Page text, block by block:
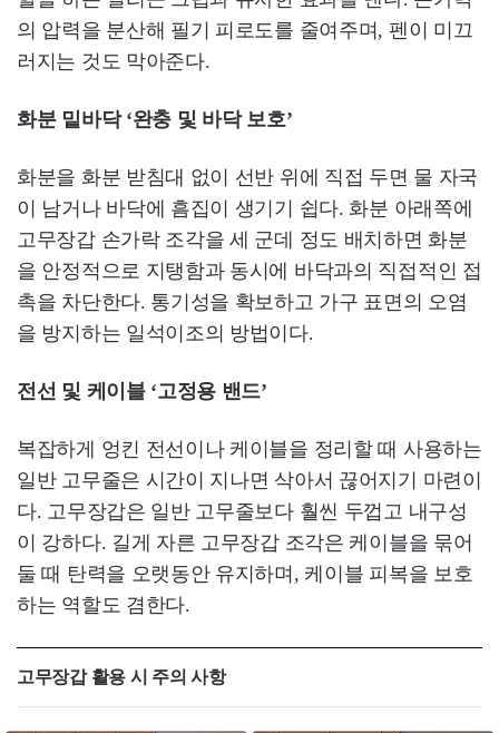
의 압력을 분산해 필기 피로도를 줄여주며, 펜이 미끄
러지는 것도 막아준다.
화분 밑바닥 ‘완충 및 바닥 보호’
화분을 화분 받침대 없이 선반 위에 직접 두면 물 자국
이 남거나 바닥에 흠집이 생기기 쉽다. 화분 아래쪽에
고무장갑 손가락 조각을 세 군데 정도 배치하면 화분
을 안정적으로 지탱함과 동시에 바닥과의 직접적인 접
촉을 차단한다. 통기성을 확보하고 가구 표면의 오염
을 방지하는 일석이조의 방법이다.
전선 및 케이블 ‘고정용 밴드’
복잡하게 엉킨 전선이나 케이블을 정리할 때 사용하는
일반 고무줄은 시간이 지나면 삭아서 끊어지기 마련이
다. 고무장갑은 일반 고무줄보다 훨씬 두껍고 내구성
이 강하다. 길게 자른 고무장갑 조각은 케이블을 묶어
둘 때 탄력을 오랫동안 유지하며, 케이블 피복을 보호
하는 역할도 겸한다.
고무장갑 활용 시 주의 사항